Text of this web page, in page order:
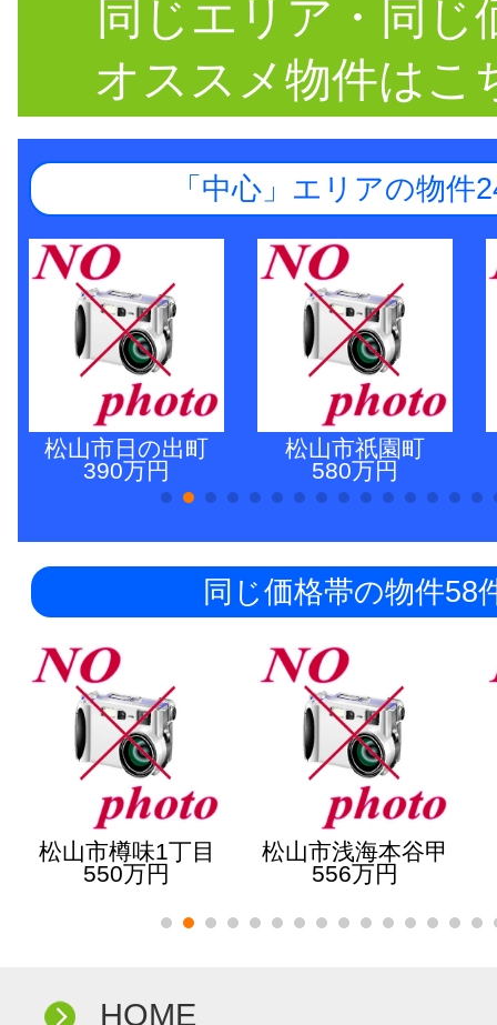
同じエリア・同じ
オススメ物件はこ
「中心」エリアの物件
松山市日の出町
390万円
松山市祇園町
580万円
同じ価格帯の物件58
松山市樽味1丁目
550万円
松山市浅海本谷甲
556万円
HOME